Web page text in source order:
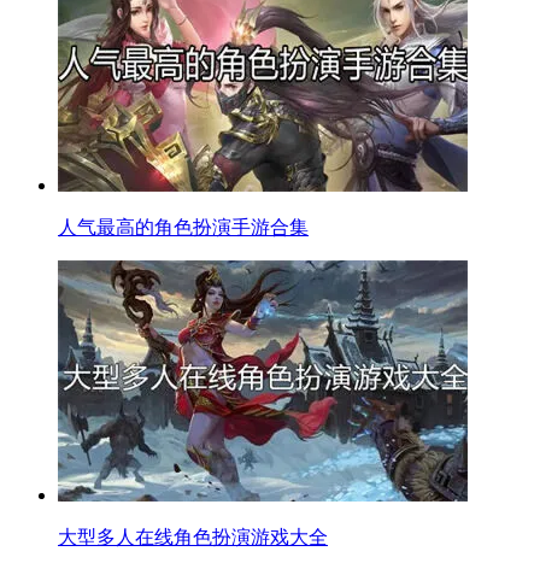
人气最高的角色扮演手游合集
大型多人在线角色扮演游戏大全